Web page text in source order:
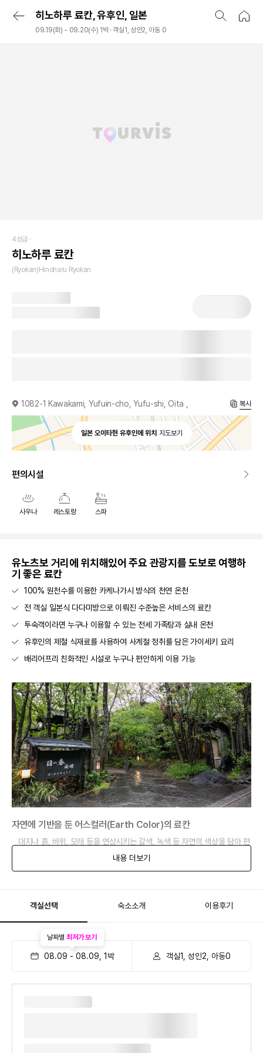
히노하루 료칸, 유후인, 일본
09.19(화) - 09.20(수) 1박 · 객실1, 성인2, 아동 0
4성급 ·
히노하루 료칸
(Ryokan)Hinoharu Ryokan
1082-1 Kawakami, Yufuin-cho, Yufu-shi, Oita , 복사
일본 오이타현 유후인에 위치 지도보기
편의시설
사우나 레스토랑 스파
유노츠보 거리에 위치해있어 주요 관광지를 도보로 여행하
기 좋은 료칸
100% 원천수를 이용한 카케나가시 방식의 천연 온천
전 객실 일본식 다다미방으로 이뤄진 수준높은 서비스의 료칸
투숙객이라면 누구나 이용할 수 있는 전세 가족탕과 실내 온천
유후인의 제철 식재료를 사용하여 사계절 정취를 담은 가이세키 요리
배리어프리 친화적인 시설로 누구나 편안하게 이용 가능
자연에 기반을 둔 어스컬러(Earth Color)의 료칸
대지나 흙, 바위, 모래 등을 연상시키는 갈색, 녹색 등 자연의 색상을 담아 편
안하고 차분한 느낌을 담고 있어 더욱 편안하게 즐기실 수 있습니다.
내용 더보기
객실선택 숙소소개 이용후기
08.09 - 08.09 1 박
날짜별 최저가 보기
객실1, 성인2, 아동0